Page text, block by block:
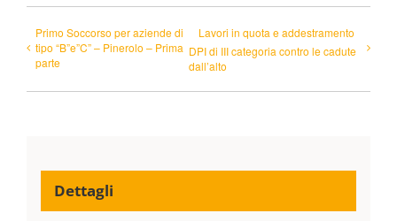
Primo Soccorso per aziende di
tipo “B”e”C” – Pinerolo – Prima
parte
Lavori in quota e addestramento
DPI di III categoria contro le cadute
dall’alto
Dettagli